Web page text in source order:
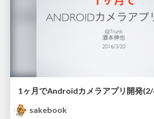
1ヶ月でAndroidカメラアプリ開発(2/
sakebook